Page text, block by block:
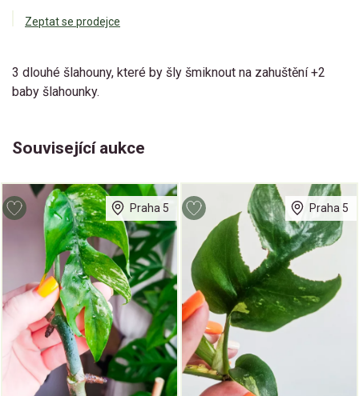
Zeptat se prodejce
3 dlouhé šlahouny, které by šly šmiknout na zahuštění +2
baby šlahounky.
Související aukce
Praha 5 Praha 5